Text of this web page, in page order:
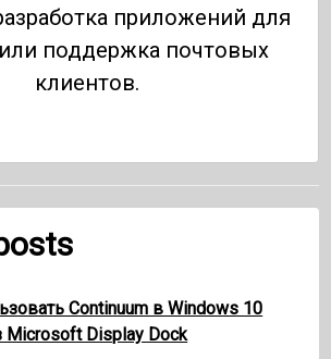
приложений для
поддержка почтовых
клиентов.
Continuum в Windows 10
Microsoft Display Dock